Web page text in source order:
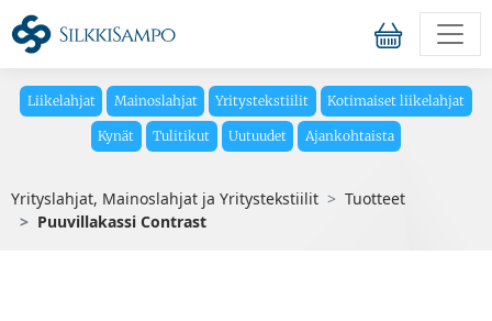
Liikelahjat Mainoslahjat Yritystekstiilit Kotimaiset liikelahjat
Kynät Tulitikut Uutuudet Ajankohtaista
Yrityslahjat, Mainoslahjat ja Yritystekstiilit
Tuotteet
Puuvillakassi Contrast